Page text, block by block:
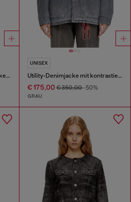
Cropped oversized denim trucker jacket Übergroße cropped Denim-Truckerjacke
UNISEX
Utility-Denimjacke mit kontrastierendem Kragen
€ 175,00€ 350,00-50%
GRAU